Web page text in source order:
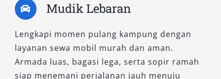
Mudik Lebaran
Lengkapi momen pulang kampung dengan
layanan sewa mobil murah dan aman.
Armada luas, bagasi lega, serta sopir ramah
siap menemani perjalanan jauh menuju